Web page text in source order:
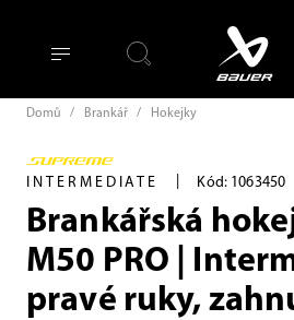
Domů / Brankář / Hokejky
INTERMEDIATE Kód: 1063450
Brankářská
M50 PRO |
pravé ruky,